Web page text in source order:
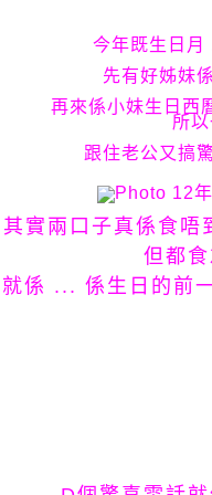
今年既生日月
先有好姊妹
再來係小妹生日西
所
跟住老公又搞
其實兩口子真係食
但都
係 ... 係生日的前